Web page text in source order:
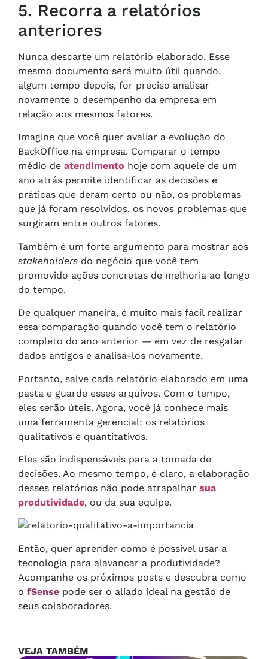
5. Recorra a relatórios
anteriores
Nunca descarte um relatório elaborado. Esse
mesmo documento será muito útil quando,
algum tempo depois, for preciso analisar
novamente o desempenho da empresa em
relação aos mesmos fatores.
Imagine que você quer avaliar a evolução do
BackOffice na empresa. Comparar o tempo
médio de atendimento hoje com aquele de um
ano atrás permite identificar as decisões e
práticas que deram certo ou não, os problemas
que já foram resolvidos, os novos problemas que
surgiram entre outros fatores.
Também é um forte argumento para mostrar aos
stakeholders do negócio que você tem
promovido ações concretas de melhoria ao longo
do tempo.
De qualquer maneira, é muito mais fácil realizar
essa comparação quando você tem o relatório
completo do ano anterior — em vez de resgatar
dados antigos e analisá-los novamente.
Portanto, salve cada relatório elaborado em uma
pasta e guarde esses arquivos. Com o tempo,
eles serão úteis. Agora, você já conhece mais
uma ferramenta gerencial: os relatórios
qualitativos e quantitativos.
Eles são indispensáveis para a tomada de
decisões. Ao mesmo tempo, é claro, a elaboração
desses relatórios não pode atrapalhar sua
produtividade, ou da sua equipe.
Então, quer aprender como é possível usar a
tecnologia para alavancar a produtividade?
Acompanhe os próximos posts e descubra como
o fSense pode ser o aliado ideal na gestão de
seus colaboradores.
VEJA TAMBÉM